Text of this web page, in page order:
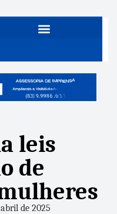
leis
de
de 2025